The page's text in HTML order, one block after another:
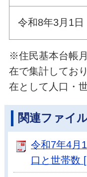
令和8年3月1日
※住民基本台帳
在で集計してお
在として人口・
関連ファイ
令和7年4月
口と世帯数